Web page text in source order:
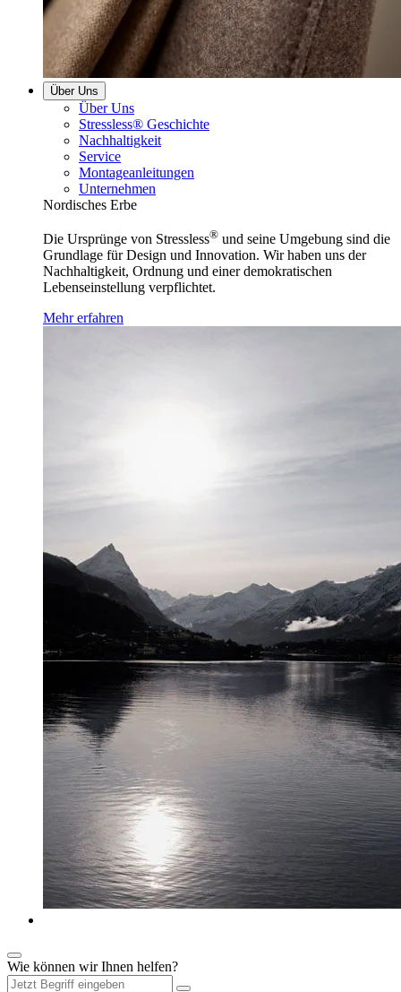
Über Uns
Über Uns
Stressless® Geschichte
Nachhaltigkeit
Service
Montageanleitungen
Unternehmen
Nordisches Erbe
Die Ursprünge von Stressless® und seine Umgebung sind die
Grundlage für Design und Innovation. Wir haben uns der
Nachhaltigkeit, Ordnung und einer demokratischen
Lebenseinstellung verpflichtet.
Mehr erfahren
Wie können wir Ihnen helfen?